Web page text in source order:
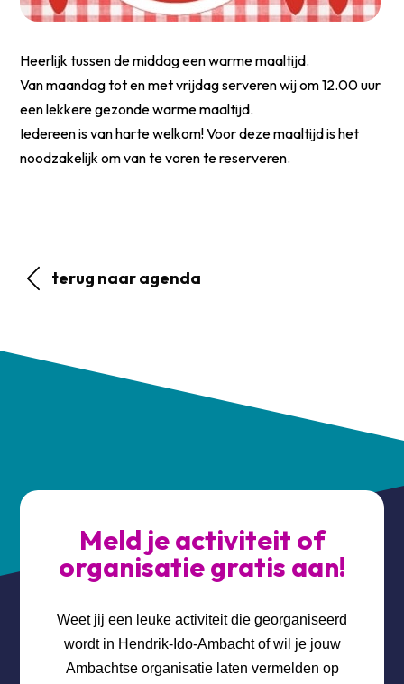
Heerlijk tussen de middag een warme maaltijd.
Van maandag tot en met vrijdag serveren wij om 12.00 uur
een lekkere gezonde warme maaltijd.
Iedereen is van harte welkom! Voor deze maaltijd is het
noodzakelijk om van te voren te reserveren.
terug naar agenda
Meld je activiteit of
organisatie gratis aan!
Weet jij een leuke activiteit die georganiseerd
wordt in Hendrik-Ido-Ambacht of wil je jouw
Ambachtse organisatie laten vermelden op